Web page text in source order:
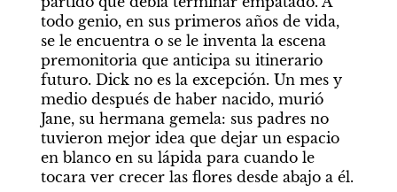
todo genio, en sus primeros años de vida,
se le encuentra o se le inventa la escena
premonitoria que anticipa su itinerario
futuro. Dick no es la excepción. Un mes y
medio después de haber nacido, murió
Jane, su hermana gemela: sus padres no
tuvieron mejor idea que dejar un espacio
en blanco en su lápida para cuando le